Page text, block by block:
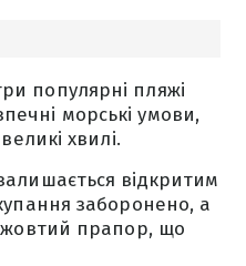
популярні пляжі
морські умови,
хвилі.
відкритим
заборонено, а
прапор, що